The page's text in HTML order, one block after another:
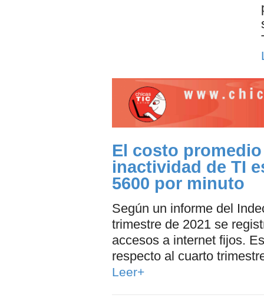
El costo
inactividad de TI
5600 por minuto
Según un informe del
trimestre de 2021 se
accesos a internet fijos.
respecto al cuarto
Leer+